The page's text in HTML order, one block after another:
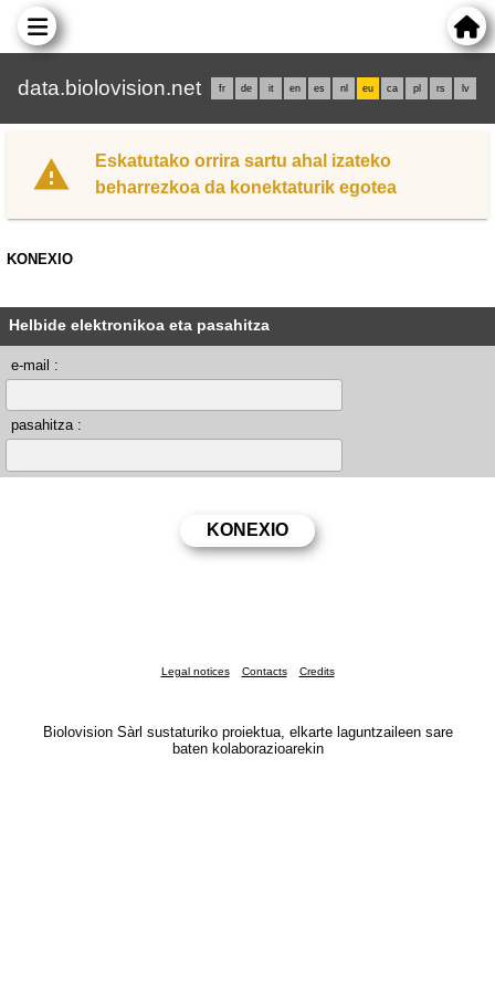
data.biolovision.net fr de it en es nl eu ca pl rs lv
Eskatutako orrira sartu ahal izateko
beharrezkoa da konektaturik egotea
KONEXIO
Helbide elektronikoa eta pasahitza
e-mail :
pasahitza :
Legal notices Contacts Credits
Biolovision Sàrl sustaturiko proiektua, elkarte laguntzaileen sare
baten kolaborazioarekin